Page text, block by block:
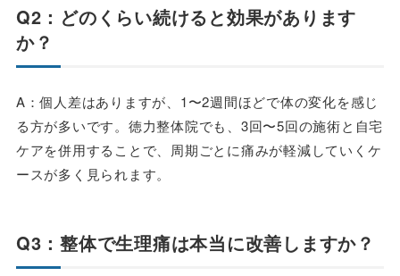
Q2：どのくらい続けると効果があります
か？
A：個人差はありますが、1〜2週間ほどで体の変化を感じ
る方が多いです。徳力整体院でも、3回〜5回の施術と自宅
ケアを併用することで、周期ごとに痛みが軽減していくケ
ースが多く見られます。
Q3：整体で生理痛は本当に改善しますか？